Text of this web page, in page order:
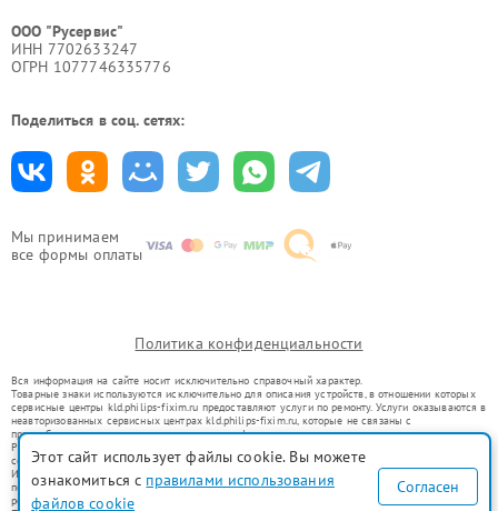
Мы принимаем
все формы оплаты
ООО "Русервис"
ИНН 7702633247
ОГРН 1077746335776
Поделиться в соц. сетях:
Политика конфиденциальности
Вся информация на сайте носит исключительно справочный характер.
Товарные знаки используются исключительно для описания устройств, в отношении которых
сервисные центры kld.philips-fixim.ru предоставляют услуги по ремонту. Услуги оказываются в
неавторизованных сервисных центрах kld.philips-fixim.ru, которые не связаны с
правообладателями товарных знаков или их официальными представителями.
Ремонт осуществляется для устройств, уже введенных в гражданский оборот в соответствии
со статьей 1487 ГК РФ.
Использование товарных знаков не преследует цели индивидуализации услуг или введения
потребителей в заблуждение, а служит для информирования о предоставляемых услугах по
ремонту техники указанных брендов.
Этот сайт использует файлы cookie. Вы можете
ознакомиться с правилами использования
файлов cookie
Согласен